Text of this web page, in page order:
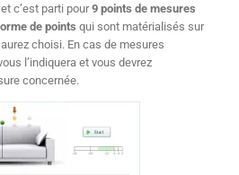
et c’est parti pour9 points de mesures
de points qui sont matérialisés sur
choisi. En cas de mesures
l’indiquera et vous devrez
concernée.